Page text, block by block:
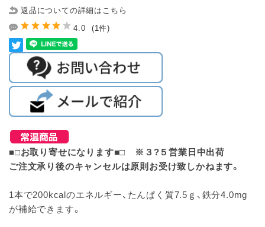
返品についての詳細はこちら
4.0 (1件)
■□お取り寄せになります■□ ※３?５営業日中出荷
ご注文承り後のキャンセルは原則お受け致しかねます。
1本で200kcalのエネルギー、たんぱく質7.5ｇ、鉄分4.0mg
が補給できます。